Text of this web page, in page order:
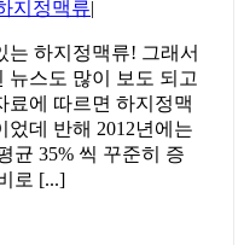
지정맥류|
는 하지정맥류! 그래서
뉴스도 많이 보도 되고
료에 따르면 하지정맥
었데 반해 2012년에는
균 35% 씩 꾸준히 증
로 [...]